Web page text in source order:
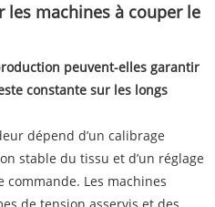
les machines à couper le
peuvent-elles garantir
constante sur les longs
dépend d’un calibrage
stable du tissu et d’un réglage
commande. Les machines